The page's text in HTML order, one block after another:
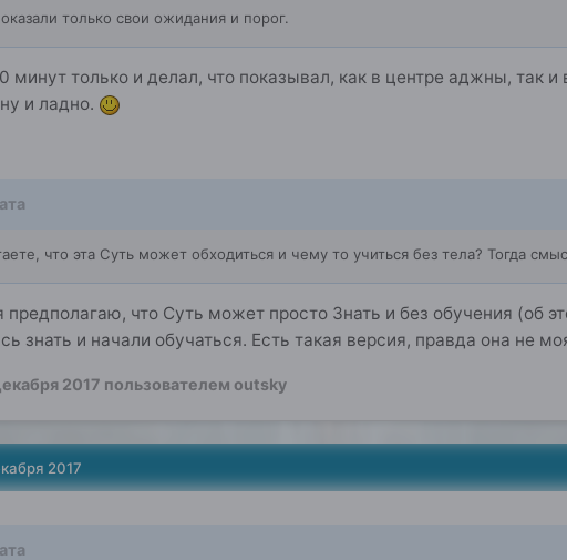
только свои ожидания и порог.
минут только и делал, что показывал, как в центре аджны, так
и ладно.
что эта Суть может обходиться и чему то учиться без тела? Тогда
предполагаю, что Суть может просто Знать и без обучения (об
знать и начали обучаться. Есть такая версия, правда она не
2017 пользователем outsky
2017